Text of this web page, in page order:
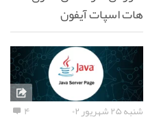
هات اسپات آیفون
شنبه ۲۵ شهریور ۰۲ ۴